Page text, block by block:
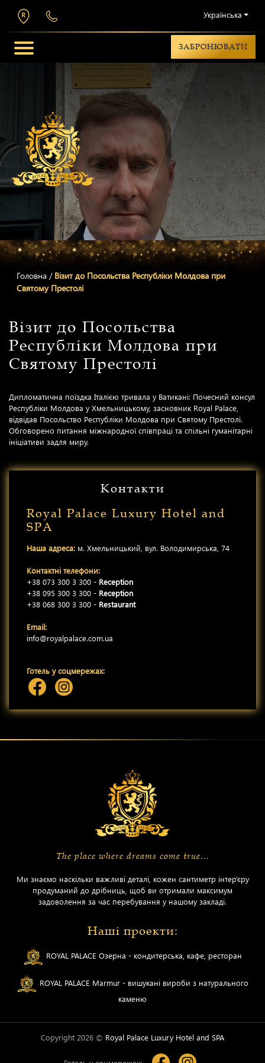
Українська
ЗАБРОНЮВАТИ
Головна / Візит до Посольства Республіки Молдова при
Святому Престолі
Візит до Посольства
Республіки Молдова при
Святому Престолі
Дипломатична поїздка Італією тривала у Ватикані: Почесний консул
Республіки Молдова у Хмельницькому, засновник Royal Palace,
відвідав Посольство Республіки Молдова при Святому Престолі.
Обговорено питання міжнародної співпраці та спільні гуманітарні
ініціативи задля миру.
Контакти
Royal Palace Luxury Hotel and
SPA
Наша адреса: м. Хмельницький, вул. Володимирська, 74
Контактні телефони:
+38 073 300 3 300 - Reception
+38 095 300 3 300 - Reception
+38 068 300 3 300 - Restaurant
Email:
info@royalpalace.com.ua
Готель у соцмережах:
The place where dreams come true...
Ми знаємо наскільки важливі деталі, кожен сантиметр інтер’єру
продуманий до дрібниць, щоб ви отримали максимум
задоволення за час перебування у нашому закладі.
Наші проекти:
ROYAL PALACE Озерна - кондитерська, кафе, ресторан
ROYAL PALACE Marmur - вишукані вироби з натурального
каменю
Copyright 2026 © Royal Palace Luxury Hotel and SPA